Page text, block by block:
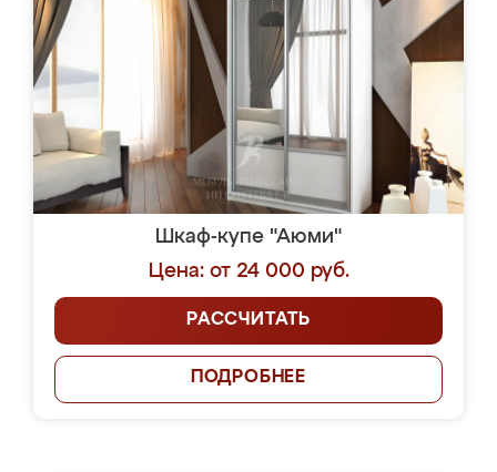
Шкаф-купе "Аюми"
Цена: от 24 000 руб.
РАССЧИТАТЬ
ПОДРОБНЕЕ